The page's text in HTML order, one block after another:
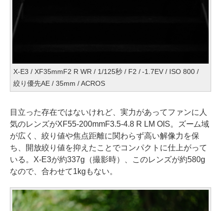
X-E3 / XF35mmF2 R WR / 1/125秒 / F2 / -1.7EV / ISO 800 /
絞り優先AE / 35mm / ACROS
目立った存在ではないけれど、実力があってファンに人
気のレンズがXF55-200mmF3.5-4.8 R LM OIS。ズーム域
が広く、絞り値や焦点距離に関わらず高い解像力を保
ち、開放絞り値を抑えたことでコンパクトに仕上がって
いる。X-E3が約337g（撮影時）、このレンズが約580g
なので、合わせて1kgもない。